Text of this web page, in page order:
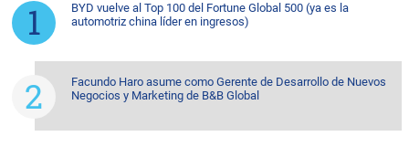
BYD vuelve al Top 100 del Fortune Global 500 (ya es la
automotriz china líder en ingresos)
Facundo Haro asume como Gerente de Desarrollo de Nuevos
Negocios y Marketing de B&B Global